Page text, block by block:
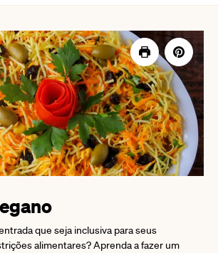
que seja inclusiva para seus
alimentares? Aprenda a fazer um